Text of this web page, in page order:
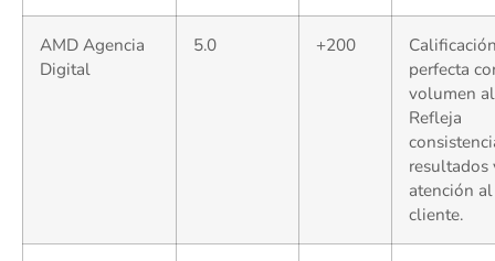
AMD Agencia
Digital
5.0 +200
perfecta
volumen
Refleja
resultados
atención al
cliente.